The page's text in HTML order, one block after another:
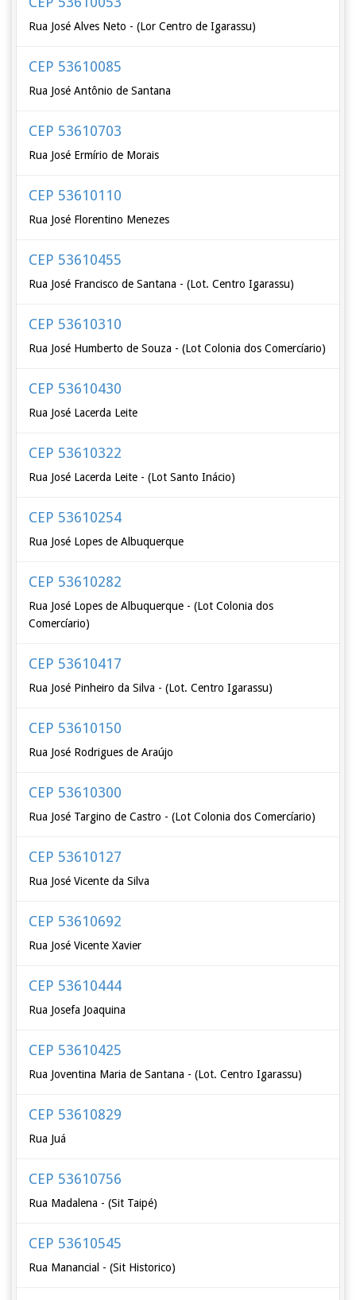
Rua José Alves Neto - (Lor Centro de Igarassu)
CEP 53610085
Rua José Antônio de Santana
CEP 53610703
Rua José Ermírio de Morais
CEP 53610110
Rua José Florentino Menezes
CEP 53610455
Rua José Francisco de Santana - (Lot. Centro Igarassu)
CEP 53610310
Rua José Humberto de Souza - (Lot Colonia dos Comercíario)
CEP 53610430
Rua José Lacerda Leite
CEP 53610322
Rua José Lacerda Leite - (Lot Santo Inácio)
CEP 53610254
Rua José Lopes de Albuquerque
CEP 53610282
Rua José Lopes de Albuquerque - (Lot Colonia dos
Comercíario)
CEP 53610417
Rua José Pinheiro da Silva - (Lot. Centro Igarassu)
CEP 53610150
Rua José Rodrigues de Araújo
CEP 53610300
Rua José Targino de Castro - (Lot Colonia dos Comercíario)
CEP 53610127
Rua José Vicente da Silva
CEP 53610692
Rua José Vicente Xavier
CEP 53610444
Rua Josefa Joaquina
CEP 53610425
Rua Joventina Maria de Santana - (Lot. Centro Igarassu)
CEP 53610829
Rua Juá
CEP 53610756
Rua Madalena - (Sit Taipé)
CEP 53610545
Rua Manancial - (Sit Historico)